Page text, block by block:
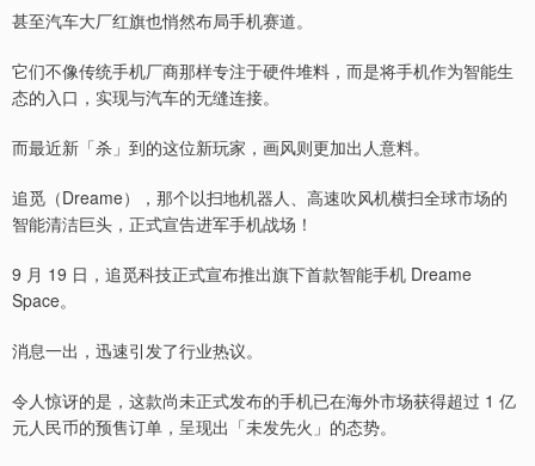
甚至汽车大厂红旗也悄然布局手机赛道。
它们不像传统手机厂商那样专注于硬件堆料，而是将手机作为智能生
态的入口，实现与汽车的无缝连接。
而最近新「杀」到的这位新玩家，画风则更加出人意料。
追觅（Dreame），那个以扫地机器人、高速吹风机横扫全球市场的
智能清洁巨头，正式宣告进军手机战场！
9 月 19 日，追觅科技正式宣布推出旗下首款智能手机 Dreame
Space。
消息一出，迅速引发了行业热议。
令人惊讶的是，这款尚未正式发布的手机已在海外市场获得超过 1 亿
元人民币的预售订单，呈现出「未发先火」的态势。